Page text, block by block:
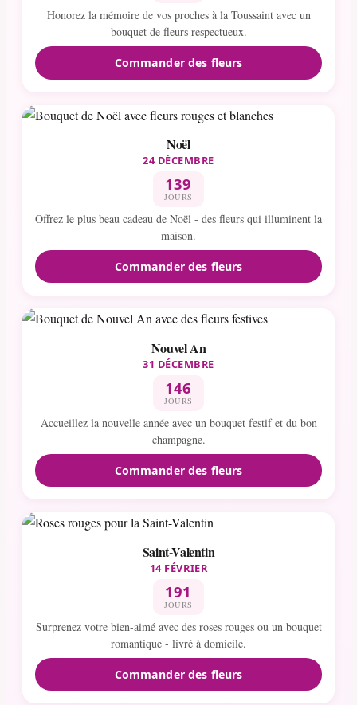
Honorez la mémoire de vos proches à la Toussaint avec un
bouquet de fleurs respectueux.
Commander des fleurs
Noël
24 DÉCEMBRE
139
JOURS
Offrez le plus beau cadeau de Noël - des fleurs qui illuminent la
maison.
Commander des fleurs
Nouvel An
31 DÉCEMBRE
146
JOURS
Accueillez la nouvelle année avec un bouquet festif et du bon
champagne.
Commander des fleurs
Saint-Valentin
14 FÉVRIER
191
JOURS
Surprenez votre bien-aimé avec des roses rouges ou un bouquet
romantique - livré à domicile.
Commander des fleurs